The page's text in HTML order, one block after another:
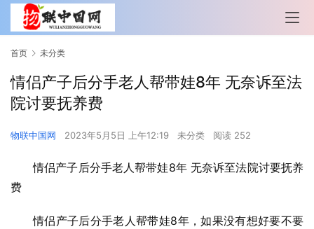
首页 未分类
情侣产子后分手老人帮带娃8年 无奈诉至法
院讨要抚养费
物联中国网 2023年5月5日 上午12:19 未分类 阅读 252
情侣产子后分手老人帮带娃8年 无奈诉至法院讨要抚养
费
情侣产子后分手老人帮带娃8年，如果没有想好要不要